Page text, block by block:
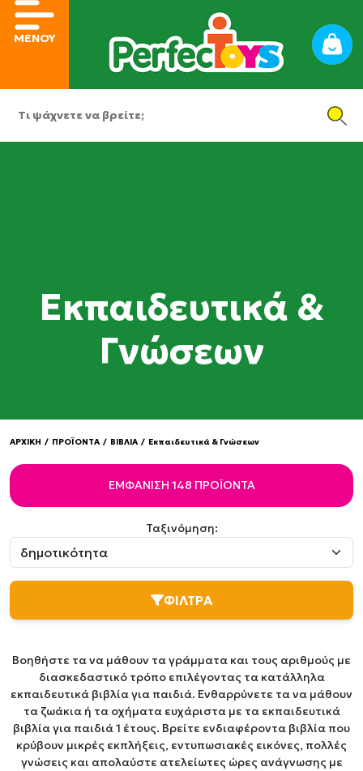
ΜΕΝΟΥ
Εκπαιδευτικά &
Γνώσεων
ΑΡΧΙΚΗ / ΠΡΟΪΟΝΤΑ / ΒΙΒΛΙΑ / Εκπαιδευτικά & Γνώσεων
ΕΜΦΆΝΙΣΗ 148 ΠΡΟΪΌΝΤΑ
Ταξινόμηση:
ΦΙΛΤΡΑ
Βοηθήστε τα να μάθουν τα γράμματα και τους αριθμούς με
διασκεδαστικό τρόπο επιλέγοντας τα κατάλληλα
εκπαιδευτικά βιβλία για παιδιά. Ενθαρρύνετε τα να μάθουν
τα ζωάκια ή τα οχήματα ευχάριστα με τα εκπαιδευτικά
βιβλία για παιδιά 1 έτους. Βρείτε ενδιαφέροντα βιβλία που
κρύβουν μικρές εκπλήξεις, εντυπωσιακές εικόνες, πολλές
γνώσεις και απολαύστε ατελείωτες ώρες ανάγνωσης με